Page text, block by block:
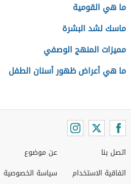
ما هي القومية
ماسك لشد البشرة
مميزات المنهج الوصفي
ما هي أعراض ظهور أسنان الطفل
اتصل بنا
اتفاقية الاستخدام
عن موضوع
سياسة الخصوصية